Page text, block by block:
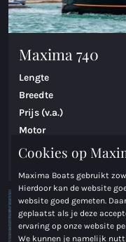
Maxima 740
Lengte
Breedte
Prijs (v.a.)
Motor
Cookies op
Maxima Boats gebruikt
Hierdoor kan de website
website goed gemeten.
geplaatst als je deze
ervaring op onze website
We kunnen je namelijk